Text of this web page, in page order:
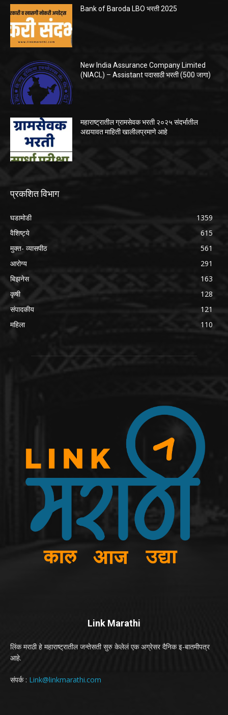
Bank of Baroda LBO भरती 2025
New India Assurance Company Limited
(NIACL) – Assistant पदासाठी भरती (500 जागा)
महाराष्ट्रातील ग्रामसेवक भरती २०२५ संदर्भातील
अद्ययावत माहिती खालीलप्रमाणे आहे
प्रकशित विभाग
घडामोडी
1359
वैशिष्ट्ये
615
मुक्त- व्यासपीठ
561
आरोग्य
291
बिझनेस
163
कृषी
128
संपादकीय
121
महिला
110
Link Marathi
लिंक मराठी हे महाराष्ट्रातील जन्तेसती सुरु केलेलं एक अग्रेसर दैनिक इ-बातमीपत्र
आहे.
संपर्क : Link@linkmarathi.com